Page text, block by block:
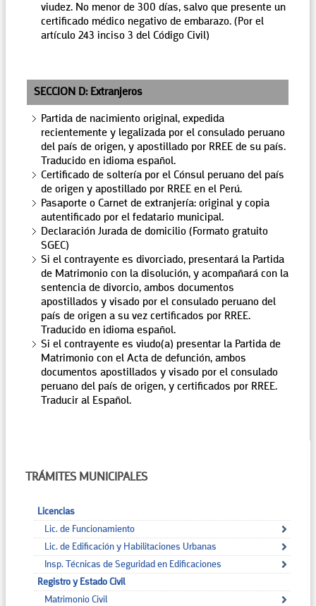
viudez. No menor de 300 días, salvo que presente un
certificado médico negativo de embarazo. (Por el
artículo 243 inciso 3 del Código Civil)
SECCION D: Extranjeros
Partida de nacimiento original, expedida
recientemente y legalizada por el consulado peruano
del país de origen, y apostillado por RREE de su país.
Traducido en idioma español.
Certificado de soltería por el Cónsul peruano del país
de origen y apostillado por RREE en el Perú.
Pasaporte o Carnet de extranjería: original y copia
autentificado por el fedatario municipal.
Declaración Jurada de domicilio (Formato gratuito
SGEC)
Si el contrayente es divorciado, presentará la Partida
de Matrimonio con la disolución, y acompañará con la
sentencia de divorcio, ambos documentos
apostillados y visado por el consulado peruano del
país de origen a su vez certificados por RREE.
Traducido en idioma español.
Si el contrayente es viudo(a) presentar la Partida de
Matrimonio con el Acta de defunción, ambos
documentos apostillados y visado por el consulado
peruano del país de origen, y certificados por RREE.
Traducir al Español.
TRÁMITES MUNICIPALES
Licencias
Lic. de Funcionamiento
Lic. de Edificación y Habilitaciones Urbanas
Insp. Técnicas de Seguridad en Edificaciones
Registro y Estado Civil
Matrimonio Civil